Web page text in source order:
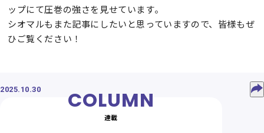
ップにて圧巻の強さを見せています。
シオマルもまた記事にしたいと思っていますので、皆様もぜ
ひご覧ください！
2025.10.30
連載